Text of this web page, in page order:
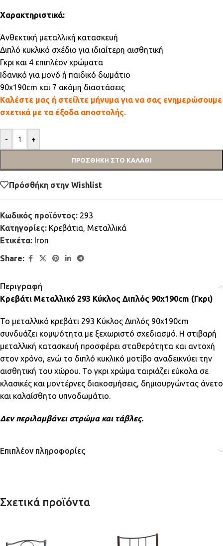
Χαρακτηριστικά:
Ανθεκτική μεταλλική κατασκευή
Διπλό κυκλικό σχέδιο για ιδιαίτερη αισθητική
Γκρι και 4 επιπλέον χρώματα
Ιδανικό για μονό ή παιδικό δωμάτιο
90x190cm και 7 ακόμη διαστάσεις
Καλέστε μας ή στείλτε μήνυμα για να σας ενημερώσουμε
σχετικά με τα έξοδα αποστολής.
- +
ΠΡΟΣΘΉΚΗ ΣΤΟ ΚΑΛΆΘΙ
Πρόσθήκη στην Wishlist
Κωδικός προϊόντος: 293
Κατηγορίες: Κρεβάτια, Μεταλλικά
Ετικέτα: Iron
Share:
Περιγραφή
Κρεβάτι Μεταλλικό 293 Κύκλος Διπλός 90x190cm (Γκρι)
Το μεταλλικό κρεβάτι 293 Κύκλος Διπλός 90x190cm
συνδυάζει κομψότητα με ξεχωριστό σχεδιασμό. Η στιβαρή
μεταλλική κατασκευή προσφέρει σταθερότητα και αντοχή
στον χρόνο, ενώ το διπλό κυκλικό μοτίβο αναδεικνύει την
αισθητική του χώρου. Το γκρι χρώμα ταιριάζει εύκολα σε
κλασικές και μοντέρνες διακοσμήσεις, δημιουργώντας άνετο
και καλαίσθητο υπνοδωμάτιο.
Δεν περιλαμβάνει στρώμα και τάβλες.
Επιπλέον πληροφορίες
Σχετικά προϊόντα